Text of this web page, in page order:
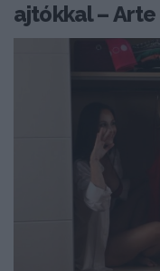
ajtókkal – Arte